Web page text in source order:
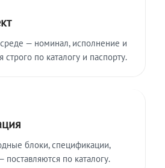
— номинал, исполнение и
по каталогу и паспорту.
блоки, спецификации,
поставляются по каталогу.